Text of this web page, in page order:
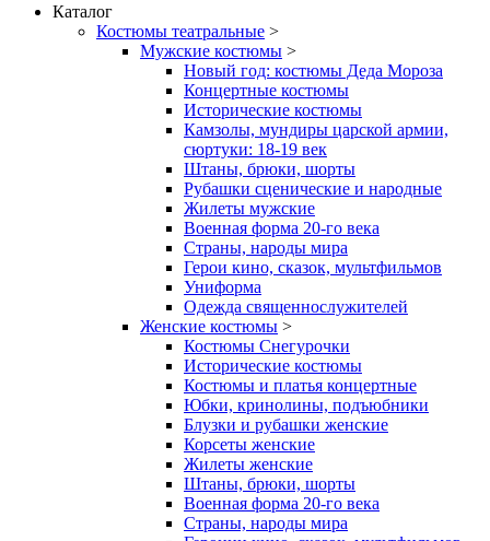
Каталог
Костюмы театральные >
Мужские костюмы >
Новый год: костюмы Деда Мороза
Концертные костюмы
Исторические костюмы
Камзолы, мундиры царской армии,
сюртуки: 18-19 век
Штаны, брюки, шорты
Рубашки сценические и народные
Жилеты мужские
Военная форма 20-го века
Страны, народы мира
Герои кино, сказок, мультфильмов
Униформа
Одежда священнослужителей
Женские костюмы >
Костюмы Снегурочки
Исторические костюмы
Костюмы и платья концертные
Юбки, кринолины, подъюбники
Блузки и рубашки женские
Корсеты женские
Жилеты женские
Штаны, брюки, шорты
Военная форма 20-го века
Страны, народы мира